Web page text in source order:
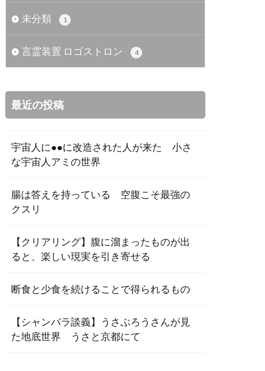
未分類 1
言霊装置 ロゴストロン 4
最近の投稿
宇宙人に●●に改造された人が来た 小さ
な宇宙人アミの世界
腸は答えを持っている 空腹こそ最強の
クスリ
【クリアリング】腹に溜まったものが出
ると、楽しい現実を引き寄せる
断食と少食を続けることで得られるもの
【シャンバラ談義】うさぶろうさんが見
た地底世界 うさと京都にて